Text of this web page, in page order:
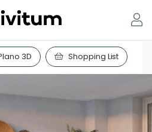
3D Shopping List